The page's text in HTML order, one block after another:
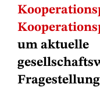
um aktuelle